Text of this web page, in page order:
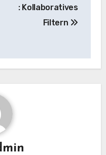
: Kollaboratives
Filtern